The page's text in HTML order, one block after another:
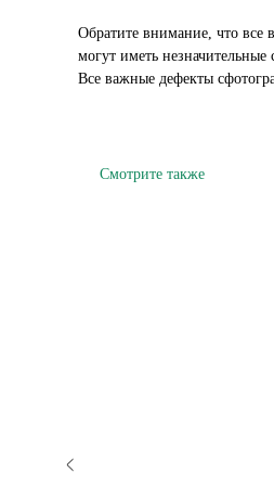
Обратите внимание, что
могут иметь незначительные
Все важные дефекты
Смотрите также